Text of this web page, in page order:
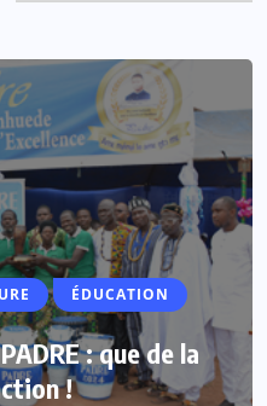
ÉDUCATION
: que de la
!